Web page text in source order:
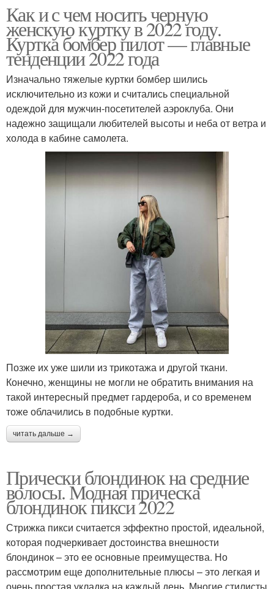
Как и с чем носить черную
женскую куртку в 2022 году.
Куртка бомбер пилот — главные
тенденции 2022 года
Изначально тяжелые куртки бомбер шились
исключительно из кожи и считались специальной
одеждой для мужчин-посетителей аэроклуба. Они
надежно защищали любителей высоты и неба от ветра и
холода в кабине самолета.
Позже их уже шили из трикотажа и другой ткани.
Конечно, женщины не могли не обратить внимания на
такой интересный предмет гардероба, и со временем
тоже облачились в подобные куртки.
читать дальше →
Прически блондинок на средние
волосы. Модная прическа
блондинок пикси 2022
Стрижка пикси считается эффектно простой, идеальной,
которая подчеркивает достоинства внешности
блондинок – это ее основные преимущества. Но
рассмотрим еще дополнительные плюсы – это легкая и